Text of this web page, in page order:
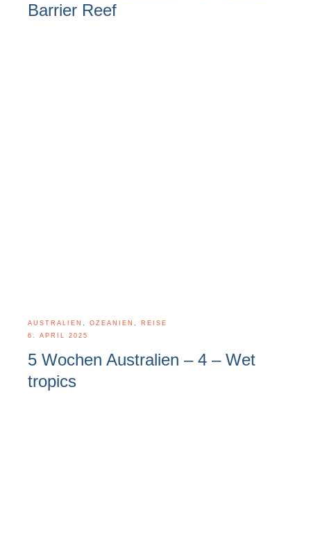
Barrier Reef
AUSTRALIEN OZEANIEN
REISE
6. APRIL 2025
5 Wochen Australien – 4 – Wet
tropics